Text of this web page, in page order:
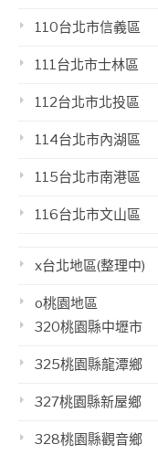
110台北市信義區
111台北市士林區
112台北市北投區
114台北市內湖區
115台北市南港區
116台北市文山區
x台北地區(整理中)
o桃園地區
320桃園縣中壢市
325桃園縣龍潭鄉
327桃園縣新屋鄉
328桃園縣觀音鄉